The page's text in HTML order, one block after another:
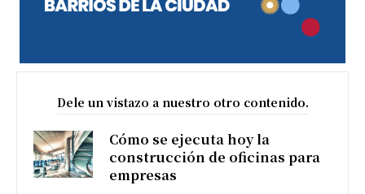
Dele un vistazo a nuestro otro contenido.
Cómo se ejecuta hoy la
construcción de oficinas para
empresas